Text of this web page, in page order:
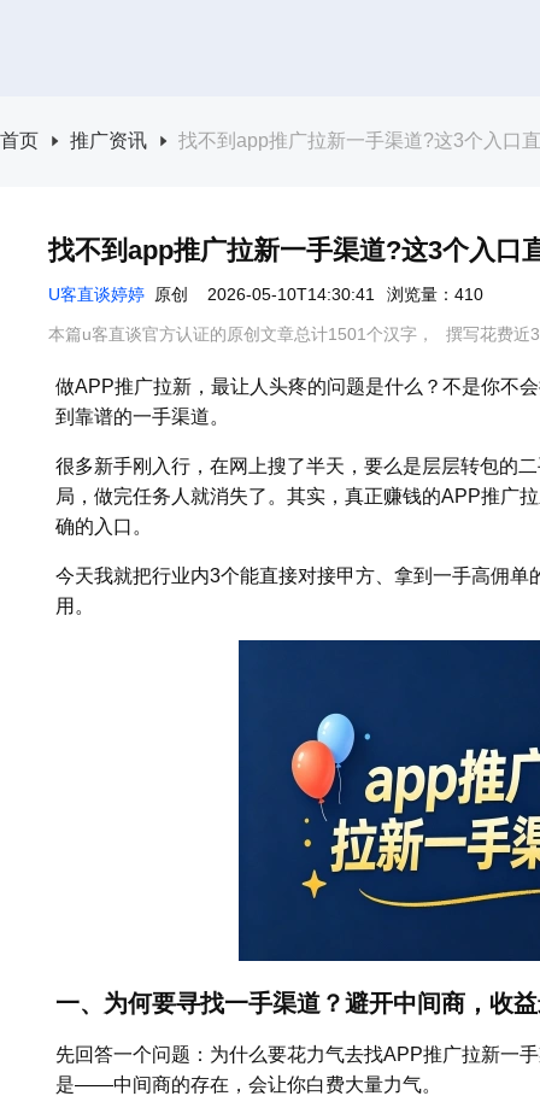
首页 推广资讯 找不到app推广拉新一手渠道?这3个入口
找不到app推广拉新一手渠道?这3个入口
U客直谈婷婷 原创 2026-05-10T14:30:41 浏览量：410
本篇u客直谈官方认证的原创文章总计1501个汉字， 撰写花费近
做APP推广拉新，最让人头疼的问题是什么？不是你不
到靠谱的一手渠道。
很多新手刚入行，在网上搜了半天，要么是层层转包的
局，做完任务人就消失了。其实，真正赚钱的APP推广
确的入口。
今天我就把行业内3个能直接对接甲方、拿到一手高佣
用。
一、为何要寻找一手渠道？避开中间商，收
先回答一个问题：为什么要花力气去找APP推广拉新一
是——中间商的存在，会让你白费大量力气。